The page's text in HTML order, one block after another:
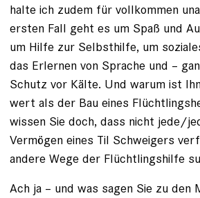
halte ich zudem für vollkommen
ersten Fall geht es um Spaß und
um Hilfe zur Selbsthilfe, um
das Erlernen von Sprache und –
Schutz vor Kälte. Und warum ist
wert als der Bau eines
wissen Sie doch, dass nicht jede/
Vermögen eines Til Schweigers
andere Wege der Flüchtlingshilfe
Ach ja – und was sagen Sie zu den